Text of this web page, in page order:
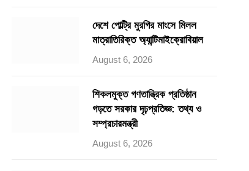
দেশে পোল্ট্রি মুরগির মাংসে মিলল
মাত্রাতিরিক্ত অ্যান্টিমাইক্রোবিয়াল
August 6, 2026
শিকলমুক্ত গণতান্ত্রিক প্রতিষ্ঠান
গড়তে সরকার দৃঢ়প্রতিজ্ঞ: তথ্য ও
সম্প্রচারমন্ত্রী
August 6, 2026